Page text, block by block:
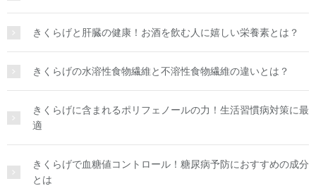
きくらげと肝臓の健康！お酒を飲む人に嬉しい栄養素とは？
きくらげの水溶性食物繊維と不溶性食物繊維の違いとは？
きくらげに含まれるポリフェノールの力！生活習慣病対策に最
適
きくらげで血糖値コントロール！糖尿病予防におすすめの成分
とは